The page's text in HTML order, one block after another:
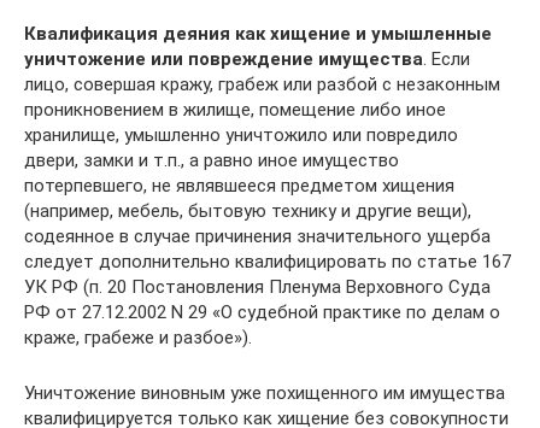
Квалификация деяния как хищение и умышленные
уничтожение или повреждение имущества. Если
лицо, совершая кражу, грабеж или разбой с незаконным
проникновением в жилище, помещение либо иное
хранилище, умышленно уничтожило или повредило
двери, замки и т.п., а равно иное имущество
потерпевшего, не являвшееся предметом хищения
(например, мебель, бытовую технику и другие вещи),
содеянное в случае причинения значительного ущерба
следует дополнительно квалифицировать по статье 167
УК РФ (п. 20 Постановления Пленума Верховного Суда
РФ от 27.12.2002 N 29 «О судебной практике по делам о
краже, грабеже и разбое»).
Уничтожение виновным уже похищенного им имущества
квалифицируется только как хищение без совокупности